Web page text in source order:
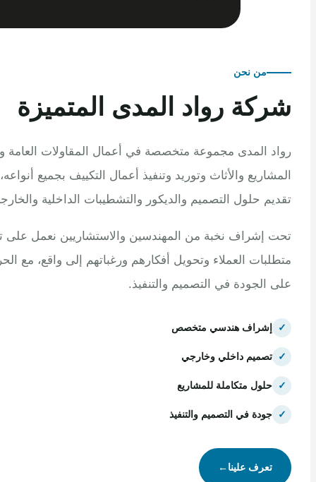
من نحن
رواد المدى المتميزة
المدى مجموعة متخصصة في أعمال المقاولات العامة وتنفيذ
والأثاث وتوريد وتنفيذ أعمال التكييف بجميع أنواعه، مع
حلول التصميم والديكور والتشطيبات الداخلية والخارجية.
إشراف نخبة من المهندسين والاستشاريين نعمل على تلبية
العملاء وتحويل أفكارهم ورغباتهم إلى واقع، مع الحرص
في التصميم والتنفيذ.
إشراف هندسي متخصص
تصميم داخلي وخارجي
حلول متكاملة للمشاريع
جودة في التصميم والتنفيذ
تعرف علينا←